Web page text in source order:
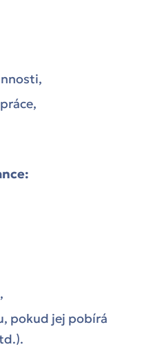
pokud jej pobírá